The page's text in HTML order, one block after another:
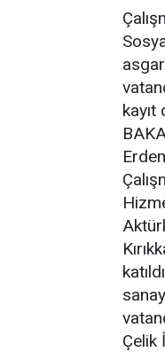
kayıt
Çelik